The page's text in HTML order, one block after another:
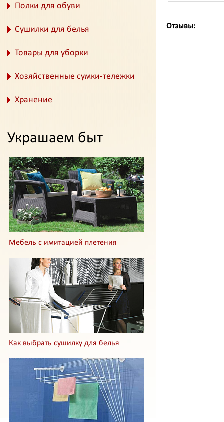
Полки для обуви
Сушилки для белья
Товары для уборки
Хозяйственные сумки-тележки
Хранение
Украшаем быт
Мебель с имитацией плетения
Как выбрать сушилку для белья
Отзывы: